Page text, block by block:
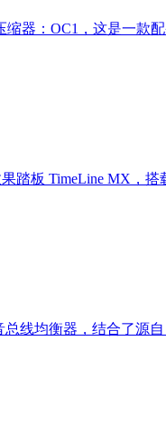
缩器：OC1，这是一款
踏板 TimeLine MX，
线均衡器，结合了源